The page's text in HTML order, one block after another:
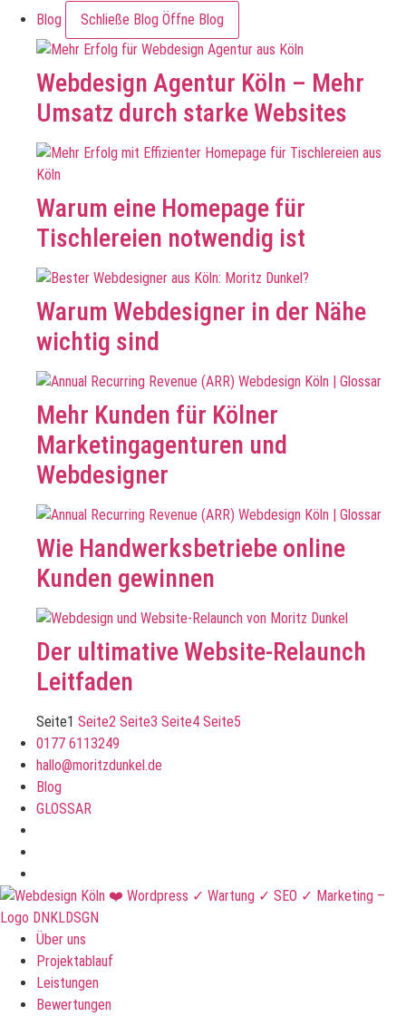
Blog Schließe Blog Öffne Blog
Webdesign Agentur Köln – Mehr
Umsatz durch starke Websites
Warum eine Homepage für
Tischlereien notwendig ist
Warum Webdesigner in der Nähe
wichtig sind
Mehr Kunden für Kölner
Marketingagenturen und
Webdesigner
Wie Handwerksbetriebe online
Kunden gewinnen
Der ultimative Website-Relaunch
Leitfaden
Seite1 Seite2 Seite3 Seite4 Seite5
0177 6113249
hallo@moritzdunkel.de
Blog
GLOSSAR
Über uns
Projektablauf
Leistungen
Bewertungen